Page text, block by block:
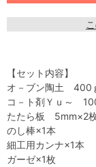
【セット内容】
オ－ブン陶土 400
コ－ト剤Ｙｕ～
たたら板 5mm×2
のし棒×1本
細工用カンナ×1本
ガーゼ×1枚